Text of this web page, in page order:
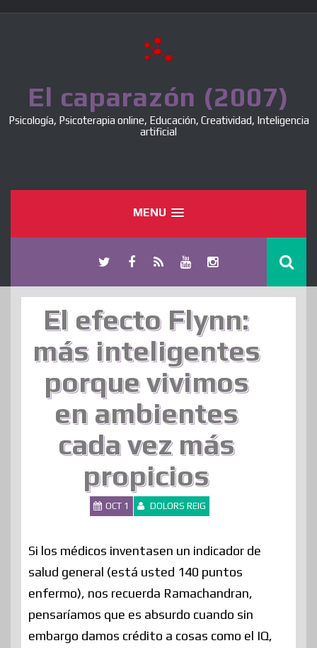
El caparazón (2007)
Psicología, Psicoterapia online, Educación, Creatividad, Inteligencia
artificial
MENU
El efecto Flynn:
más inteligentes
porque vivimos
en ambientes
cada vez más
propicios
OCT 1 DOLORS REIG
Si los médicos inventasen un indicador de
salud general (está usted 140 puntos
enfermo), nos recuerda Ramachandran,
pensaríamos que es absurdo cuando sin
embargo damos crédito a cosas como el IQ,